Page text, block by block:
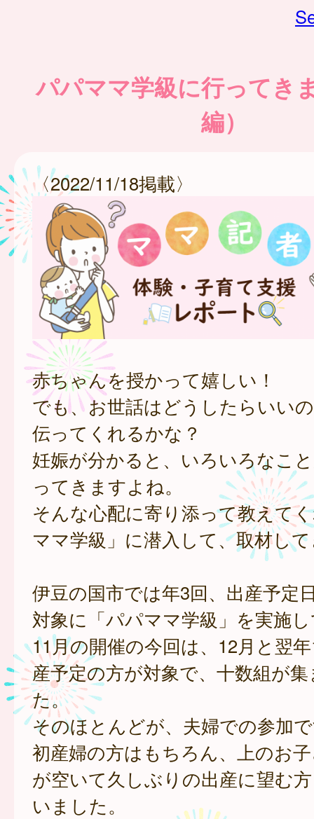
パパママ学級に行ってき
編）
〈2022/11/18掲載〉
赤ちゃんを授かって嬉しい！
でも、お世話はどうしたらいい
伝ってくれるかな？
妊娠が分かると、いろいろなこ
ってきますよね。
そんな心配に寄り添って教えて
ママ学級」に潜入して、取材し
伊豆の国市では年3回、出産予定
対象に「パパママ学級」を実施
11月の開催の今回は、12月と翌
産予定の方が対象で、十数組が
た。
そのほとんどが、夫婦での参加
初産婦の方はもちろん、上のお
が空いて久しぶりの出産に望む
いました。